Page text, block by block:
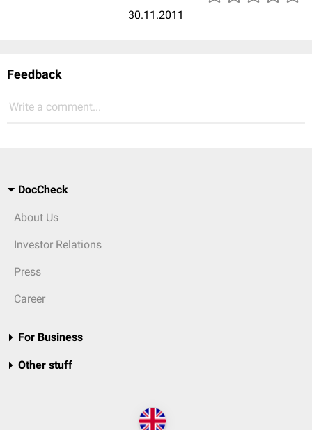
30.11.2011
Feedback
Write a comment...
DocCheck
About Us
Investor Relations
Press
Career
For Business
Other stuff